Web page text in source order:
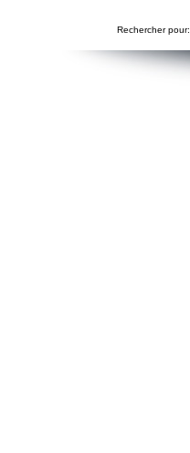
Rechercher pour: